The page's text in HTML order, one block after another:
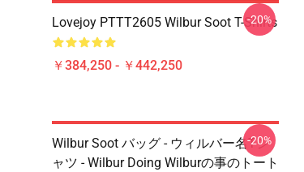
Lovejoy PTTT2605 Wilbur Soot T-Shirts
￥384,250 - ￥442,250
-20%
Wilbur Soot バッグ - ウィルバー名Tシ
ャツ - Wilbur Doing Wilburの事のトート
-20%